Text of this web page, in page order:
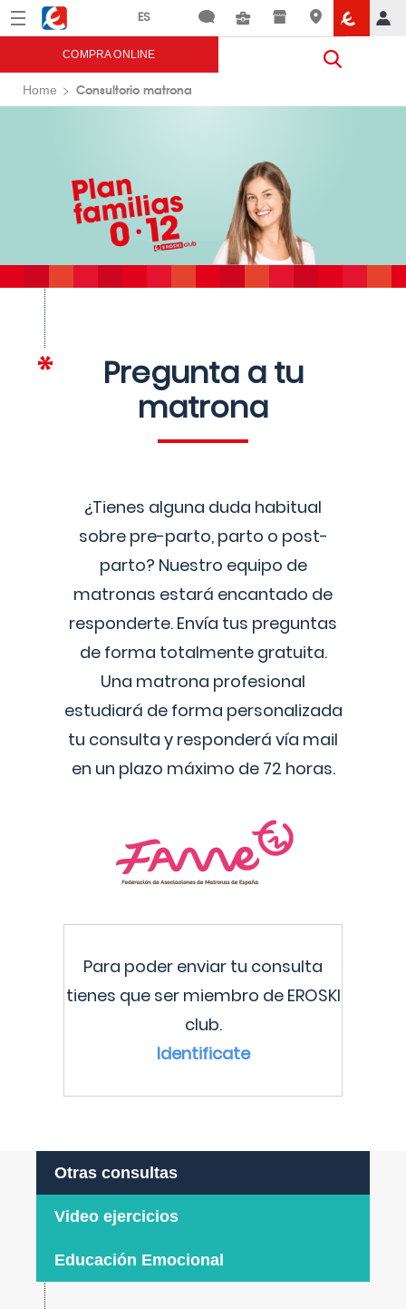
Menú Eroski
COMPRA ONLINE
Home Consultorio matrona
Pregunta a tu
matrona
¿Tienes alguna duda habitual
sobre pre-parto, parto o post-
parto? Nuestro equipo de
matronas estará encantado de
responderte. Envía tus preguntas
de forma totalmente gratuita.
Una matrona profesional
estudiará de forma personalizada
tu consulta y responderá vía mail
en un plazo máximo de 72 horas.
Para poder enviar tu consulta
tienes que ser miembro de EROSKI
club.
Identificate
Otras consultas
Video ejercicios
Educación Emocional